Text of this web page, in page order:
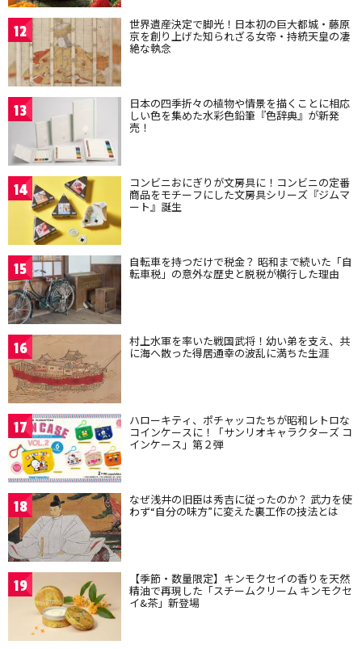
12 世界遺産決定で脚光！日本初の巨大都城・藤原
京を創り上げた知られざる女帝・持統天皇の凄
絶な執念
13 日本の四季折々の植物や情景を描くことに相応
しい色を集めた水彩色鉛筆『色辞典』が新発
売！
14 コンビニおにぎりが文房具に！コンビニの定番
商品をモチーフにした文房具シリーズ『ジムマ
ート』誕生
15 自転車を持つだけで税金？ 昭和まで続いた「自
転車税」の意外な歴史と脱税が横行した理由
16 村上水軍を率いた戦国武将！幼い弟を支え、共
に海へ散った得居通幸の波乱に満ちた生涯
17 ハローキティ、ポチャッコたちが昭和レトロな
コインケースに！「サンリオキャラクターズ コ
インケース」第２弾
18 なぜ浅井の旧臣は秀吉に従ったのか？ 武力を使
わず“自分の味方”に変えた裏工作の技法とは
19 【季節・数量限定】キンモクセイの香りを天然
精油で再現した「スチームクリーム キンモクセ
イ&茶」新登場